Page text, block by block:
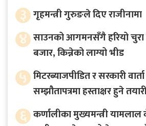
३ गृहमन्त्री गुरुङले दिए राजीनामा
४ साउनको आगमनसँगै हरियो
बजार, किन्नेको लाग्यो भीड
५ मिटरब्याजपीडित र सरकारी
सम्झौतापत्रमा हस्ताक्षर हुने
६ कर्णालीका मुख्यमन्त्री यामलाल